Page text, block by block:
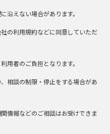
沿えない場合があります。
の利用規約などに同意していただ
用者のご負担となります。
相談の制限・停止をする場合があ
情報などのご相談はお受けできま